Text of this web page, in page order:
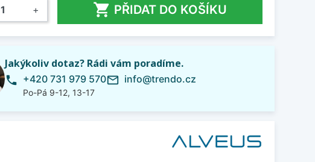
+  PŘIDAT DO KOŠÍKU
Jakýkoliv dotaz? Rádi vám poradíme.
phone +420 731 979 570
Po-Pá 9-12, 13-17
mail_outline info@trendo.cz